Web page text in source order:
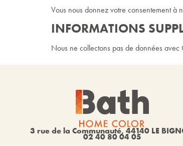
Vous nous donnez votre consentement à
INFORMATIONS
Nous ne collectons pas de données
3 rue de la Communauté, 44140 LE
02 40 80 04 05